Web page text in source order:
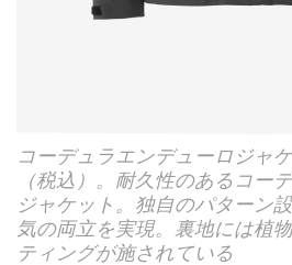
コーデュラエンデューロジャ
（税込）。耐久性のあるコー
ジャケット。独自のパターン
気の両立を実現。裏地には植
ティングが施されている